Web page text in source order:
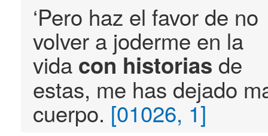
‘Pero haz el favor de no
volver a joderme en la
vida con historias de
estas, me has dejado
cuerpo. [01026, 1]